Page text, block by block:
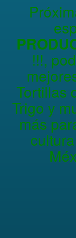
!!!,
Tortillas
Trigo y
más